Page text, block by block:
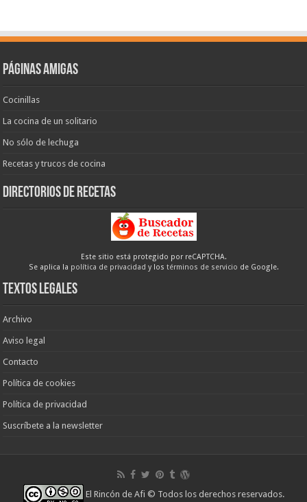
Páginas amigas
Cocinillas
La cocina de un solitario
No sólo de lechuga
Recetas y trucos de cocina
Directorios de recetas
Este sitio está protegido por reCAPTCHA.
Se aplica la política de privacidad y los términos de servicio de Google.
Textos legales
Archivo
Aviso legal
Contacto
Política de cookies
Política de privacidad
Suscríbete a la newsletter
El Rincón de Afi © Todos los derechos reservados.